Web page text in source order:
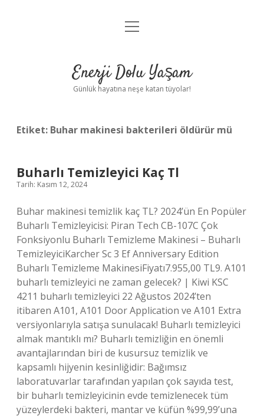
Anasayfa
Yasal Uyarı
menüyü
Enerji Dolu Yaşam
Günlük hayatına neşe katan tüyolar!
Etiket: Buhar makinesi bakterileri öldürür mü
Buharlı Temizleyici Kaç Tl
Tarih: Kasım 12, 2024
Buhar makinesi temizlik kaç TL? 2024’ün En Popüler
Buharlı Temizleyicisi: Piran Tech CB-107C Çok
Fonksiyonlu Buharlı Temizleme Makinesi – Buharlı
TemizleyiciKarcher Sc 3 Ef Anniversary Edition
Buharlı Temizleme MakinesiFiyatı7.955,00 TL9. A101
buharlı temizleyici ne zaman gelecek? | Kiwi KSC
4211 buharlı temizleyici 22 Ağustos 2024’ten
itibaren A101, A101 Door Application ve A101 Extra
versiyonlarıyla satışa sunulacak! Buharlı temizleyici
almak mantıklı mı? Buharlı temizliğin en önemli
avantajlarından biri de kusursuz temizlik ve
kapsamlı hijyenin kesinliğidir: Bağımsız
laboratuvarlar tarafından yapılan çok sayıda test,
bir buharlı temizleyicinin evde temizlenecek tüm
yüzeylerdeki bakteri, mantar ve küfün %99,99’una